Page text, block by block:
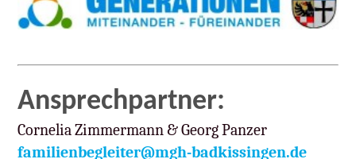
Ansprechpartner:
Cornelia Zimmermann & Georg Panzer
familienbegleiter@mgh-badkissingen.de